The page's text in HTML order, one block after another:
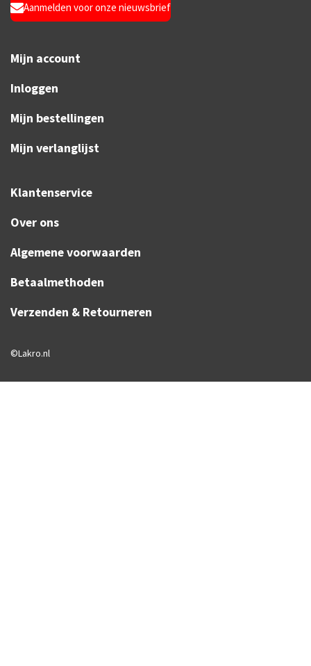
Aanmelden voor onze nieuwsbrief
Mijn account
Inloggen
Mijn bestellingen
Mijn verlanglijst
Klantenservice
Over ons
Algemene voorwaarden
Betaalmethoden
Verzenden & Retourneren
©Lakro.nl